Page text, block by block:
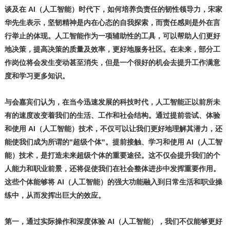
谈及在AI（人工智能）时代下，如何培养负责任的韧性领导力，宋家
华先生表示，坚韧精神是内在心态的自我探索，而责任感则是外在言
行举止的体现。人工智能作为一项辅助性的工具，可以帮助人们更好
地决策，提高决策的质量及效率，更好地服务社区。在未来，部分工
作岗位将会发生变动甚至消失，但是一个很好的机会去提升工作满意
度和学习更多知识。
与会嘉宾们认为，在当今迅速发展的科技时代，人工智能正以前所未
有的速度改变着我们的生活、工作和社会结构。通过提前尝试、体验
和使用 AI（人工智能）技术，不仅可以让我们更好地理解其潜力，还
能使我们成为所谓的"超级个体"。提前接触、学习和使用 AI（人工智
能）技术，是打造未来超级个体的重要途径。这不仅会提升我们的个
人能力和职业前景，还将促使我们在社会整体进步中发挥重要作用。
这些个体能够将 AI（人工智能）的强大功能融入到日常生活和职业操
练中，从而发挥出巨大的效应。
第一，通过实际操作和深度体验AI（人工智能），我们不仅能够更好